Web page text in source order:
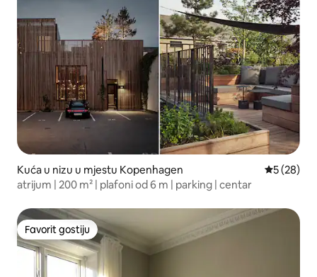
Kuća u nizu u mjestu Kopenhagen prosječna
5 (28)
atrijum | 200 m² | plafoni od 6 m | parking | centar
Favorit gostiju
Favorit gostiju